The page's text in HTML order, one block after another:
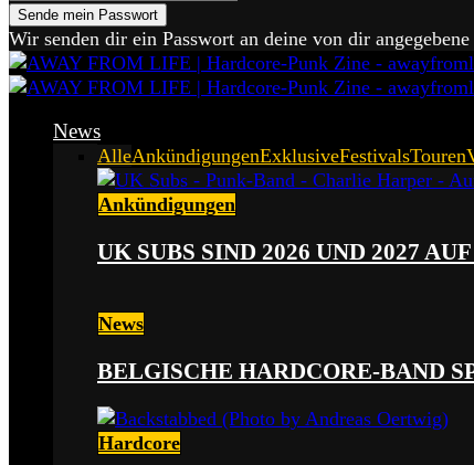
Wir senden dir ein Passwort an deine von dir
News
AlleAnkündigungenExklusiveFestivalsTouren
Ankündigungen
UK SUBS SIND 2026 UND 2027
News
BELGISCHE HARDCORE-BAND
Hardcore